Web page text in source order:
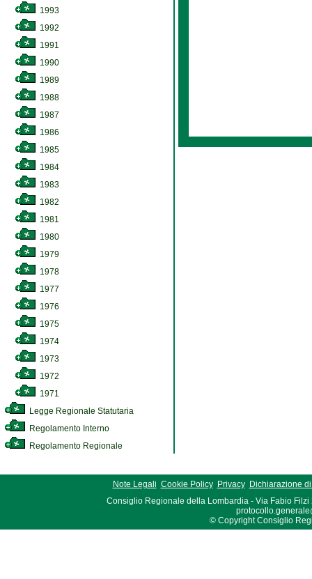
1993
1992
1991
1990
1989
1988
1987
1986
1985
1984
1983
1982
1981
1980
1979
1978
1977
1976
1975
1974
1973
1972
1971
Legge Regionale Statutaria
Regolamento Interno
Regolamento Regionale
Note Legali Cookie Policy Privacy
Dichiarazione
Consiglio Regionale della Lombardia - Via Fabio Filzi
© Copyright Consiglio